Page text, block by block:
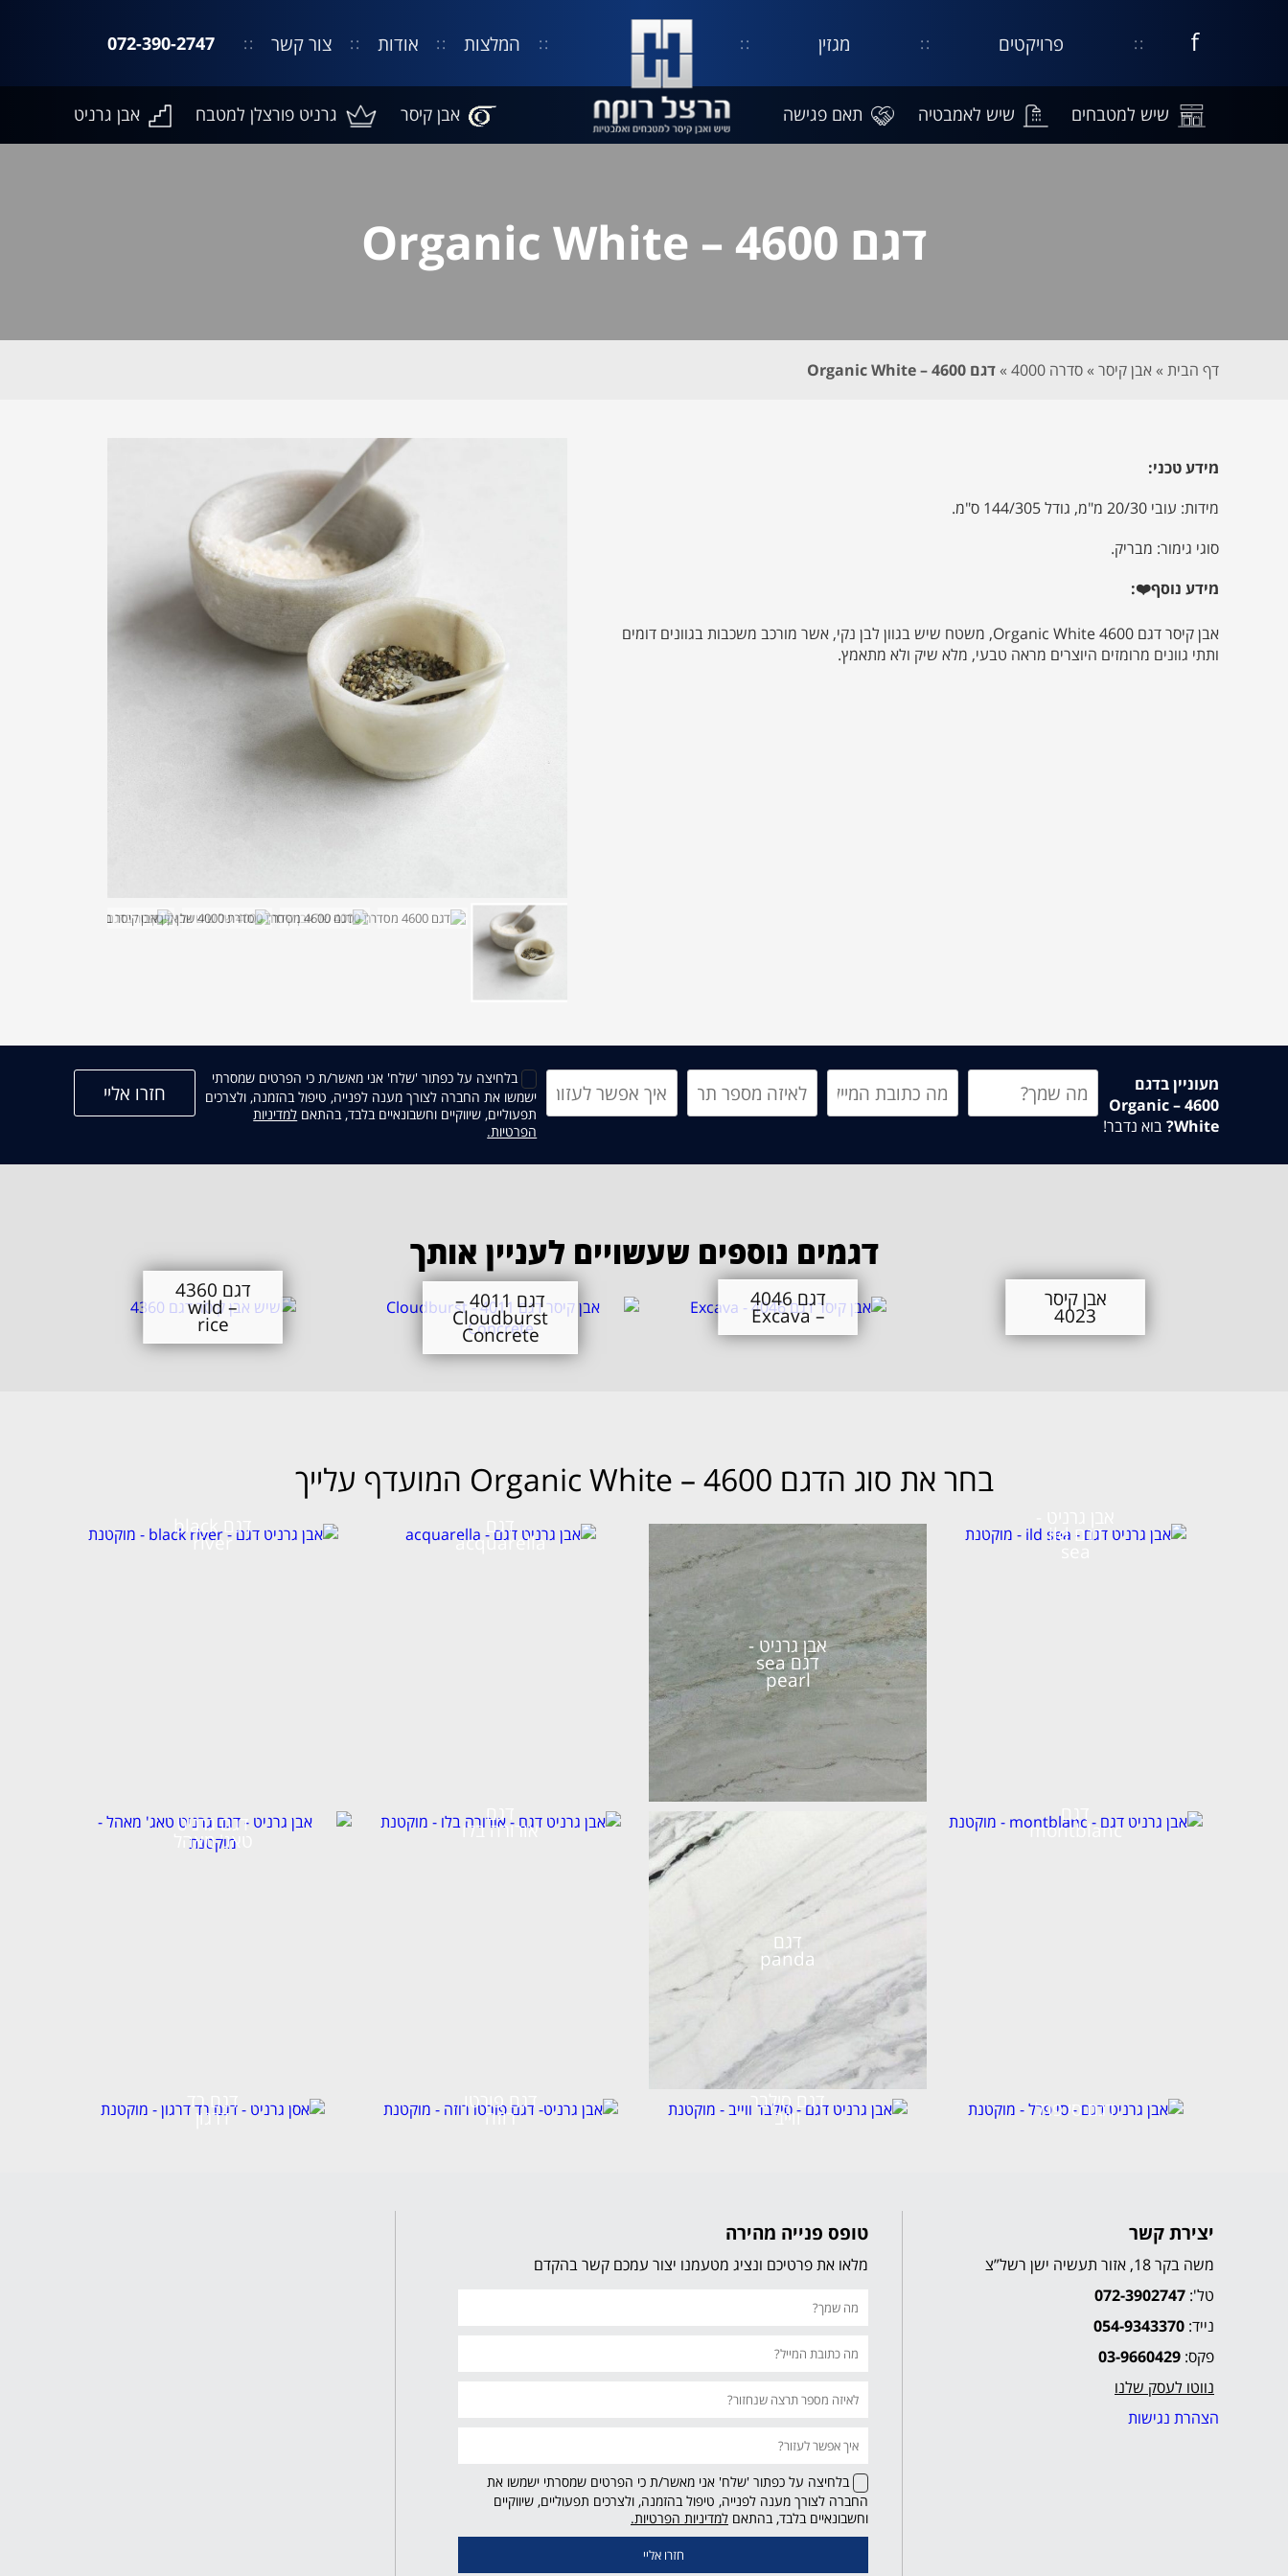
קישור
בחלון
חדש
בפייסבוק
פרויקטים מגזין
שיש למטבחים שיש לאמבטיה תאם פגישה
המלצות אודות צור קשר 072-390-2747
אבן קיסר גרניט פורצלן למטבח אבן גרניט
דגם 4600 – Organic White
דף הבית »אבן קיסר »סדרה 4000 »דגם 4600 – Organic White
מידע טכני:
מידות: עובי 20/30 מ"מ, גודל 144/305 ס"מ.
סוגי גימור: מבריק.
מידע נוסף❤️:
אבן קיסר דגם 4600 Organic White, משטח שיש בגוון לבן נקי, אשר מורכב משכבות בגוונים דומים
ותתי גוונים מרומזים היוצרים מראה טבעי, מלא שיק ולא מתאמץ.
מעוניין בדגם
4600 – Organic
White? בוא נדבר!
בלחיצה על כפתור 'שלח' אני מאשר/ת כי הפרטים שמסרתי
ישמשו את החברה לצורך מענה לפנייה, טיפול בהזמנה, ולצרכים
תפעוליים, שיווקיים וחשבונאיים בלבד, בהתאם קישור
חדש
למדיניות
הפרטיות.
דגמים נוספים שעשויים לעניין אותך
אבן קיסר
4023
דגם 4046
– Excava
דגם 4011 –
Cloudburst
Concrete
דגם 4360
– wild
rice
בחר את סוג הדגם 4600 – Organic White המועדף עלייך
דגם ild
אבן גרניט -
דגם sea
pearl
דגם
acquarella
דגם black
river
דגם
montblanc
דגם
panda
דגם
אורורה בלו דגם גרניט
טאג' מאהל
דגם סי פרל דגם סילבר
ווייב
דגם פורטו
רוזה
דגם רד
דרגון
יצירת קשר
משה בקר 18, אזור תעשיה ישן רשל”צ
טל': 072-3902747
נייד: 054-9343370
פקס: 03-9660429
נווטו לעסק שלנו
הצהרת נגישות
טופס פנייה מהירה
מלאו את פרטיכם ונציג מטעמנו יצור עמכם קשר בהקדם
בלחיצה על כפתור 'שלח' אני מאשר/ת כי הפרטים שמסרתי ישמשו את
החברה לצורך מענה לפנייה, טיפול בהזמנה, ולצרכים תפעוליים, שיווקיים
וחשבונאיים בלבד, בהתאם קישור
נפתח
חדש
למדיניות הפרטיות.